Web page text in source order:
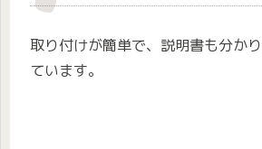
取り付けが簡単で、説明書も分か
ています。